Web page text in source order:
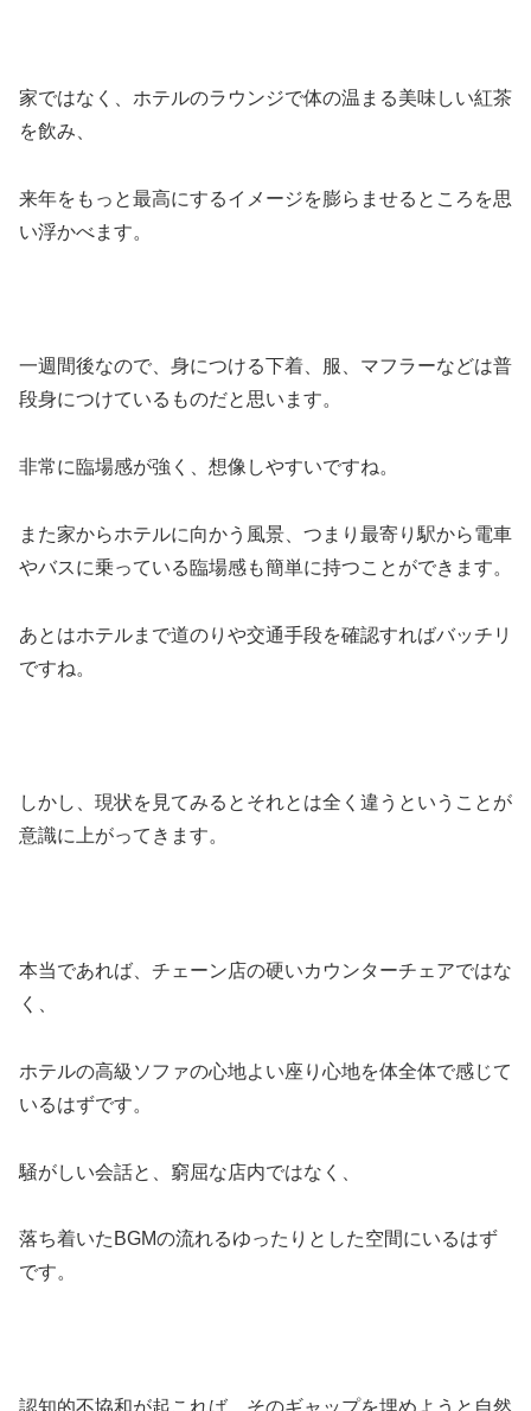
家ではなく、ホテルのラウンジで体の温まる美味しい紅茶
を飲み、
来年をもっと最高にするイメージを膨らませるところを思
い浮かべます。
一週間後なので、身につける下着、服、マフラーなどは普
段身につけているものだと思います。
非常に臨場感が強く、想像しやすいですね。
また家からホテルに向かう風景、つまり最寄り駅から電車
やバスに乗っている臨場感も簡単に持つことができます。
あとはホテルまで道のりや交通手段を確認すればバッチリ
ですね。
しかし、現状を見てみるとそれとは全く違うということが
意識に上がってきます。
本当であれば、チェーン店の硬いカウンターチェアではな
く、
ホテルの高級ソファの心地よい座り心地を体全体で感じて
いるはずです。
騒がしい会話と、窮屈な店内ではなく、
落ち着いたBGMの流れるゆったりとした空間にいるはず
です。
認知的不協和が起これば、そのギャップを埋めようと自然